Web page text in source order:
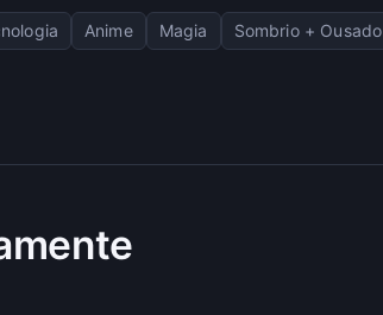
Anime Magia
Sombrio + Ousado